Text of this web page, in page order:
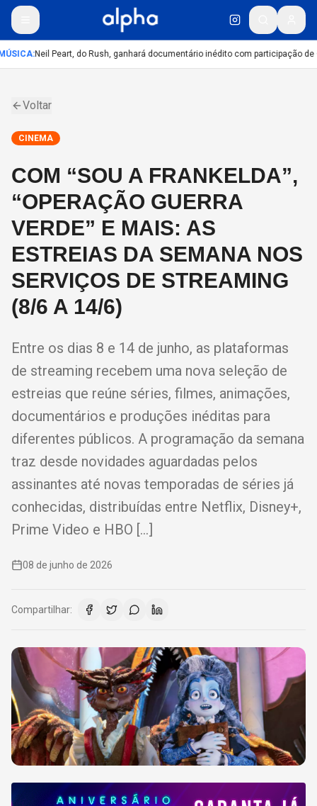
:Neil Peart, do Rush, ganhará documentário inédito com participação de
Voltar
CINEMA
COM “SOU A FRANKELDA”,
“OPERAÇÃO GUERRA
VERDE” E MAIS: AS
ESTREIAS DA SEMANA NOS
SERVIÇOS DE STREAMING
(8/6 A 14/6)
Entre os dias 8 e 14 de junho, as plataformas
de streaming recebem uma nova seleção de
estreias que reúne séries, filmes, animações,
documentários e produções inéditas para
diferentes públicos. A programação da semana
traz desde novidades aguardadas pelos
assinantes até novas temporadas de séries já
conhecidas, distribuídas entre Netflix, Disney+,
Prime Video e HBO […]
08 de junho de 2026
Compartilhar: